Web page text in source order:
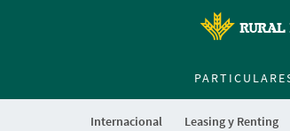
Internacional Leasing y Renting